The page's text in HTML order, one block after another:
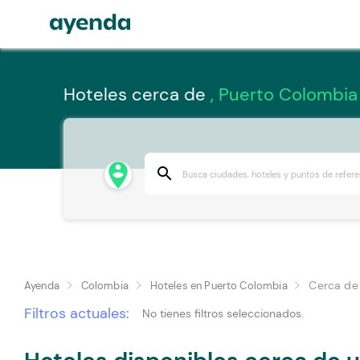
Hoteles cerca de , Puerto Colombia
person_pin_circle search
Ayenda Colombia Hoteles en Puerto Colombia Cerca
Filtros actuales: No tienes filtros seleccionados.